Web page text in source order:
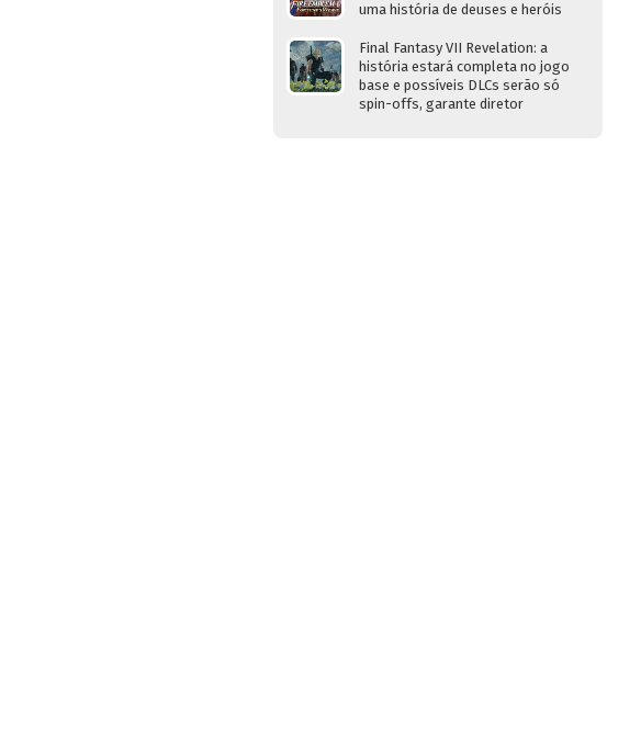
uma história de deuses e heróis
Final Fantasy VII Revelation: a
história estará completa no jogo
base e possíveis DLCs serão só
spin-offs, garante diretor